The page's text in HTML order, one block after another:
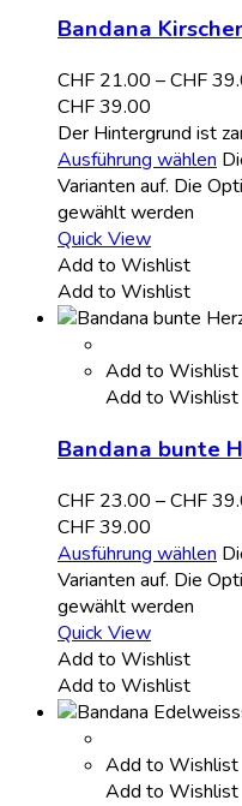
Bandana
CHF 21.00 –CHF
CHF 39.00
Der Hintergrund ist
Ausführung wählen
Varianten auf. Die
gewählt werden
Quick View
Add to Wishlist
Add to Wishlist
Add to Wishlist
Add to Wishlist
Bandana bunte
CHF 23.00 –CHF
CHF 39.00
Ausführung wählen
Varianten auf. Die
gewählt werden
Quick View
Add to Wishlist
Add to Wishlist
Add to Wishlist
Add to Wishlist